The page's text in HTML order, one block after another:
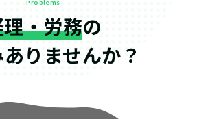
Problems
・労務の
りませんか？